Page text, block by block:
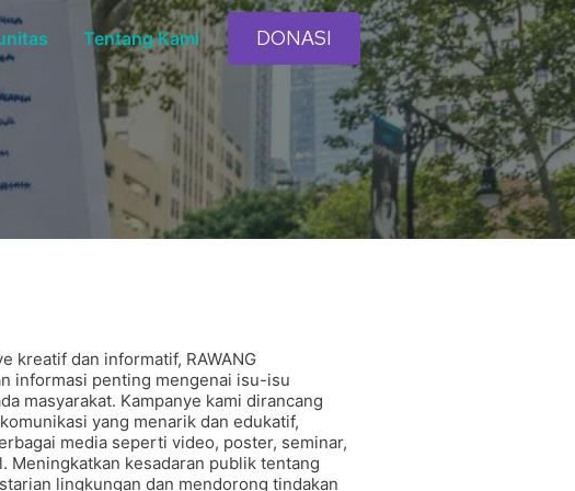
Tentang Kami DONASI
kreatif dan informatif, RAWANG
informasi penting mengenai isu-isu
masyarakat. Kampanye kami dirancang
yang menarik dan edukatif,
media seperti video, poster, seminar,
Meningkatkan kesadaran publik tentang
lingkungan dan mendorong tindakan